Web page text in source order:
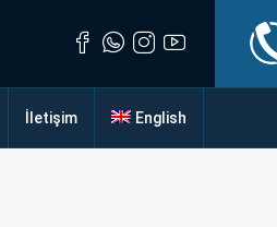
İletişim English